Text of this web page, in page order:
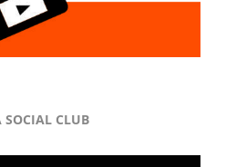
SOCIAL CLUB